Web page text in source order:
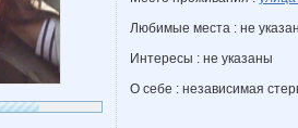
Любимые места : не
Интересы : не указаны
О себе : независимая